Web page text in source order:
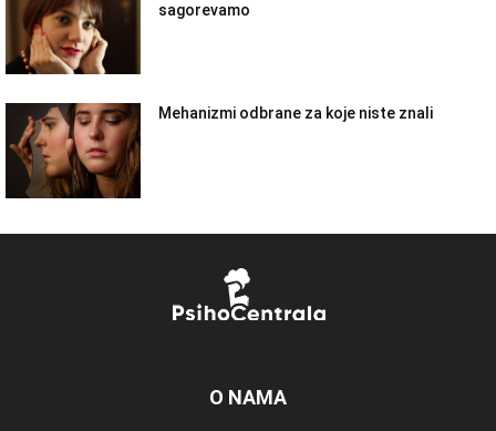
sagorevamo
Mehanizmi odbrane za koje niste znali
O NAMA